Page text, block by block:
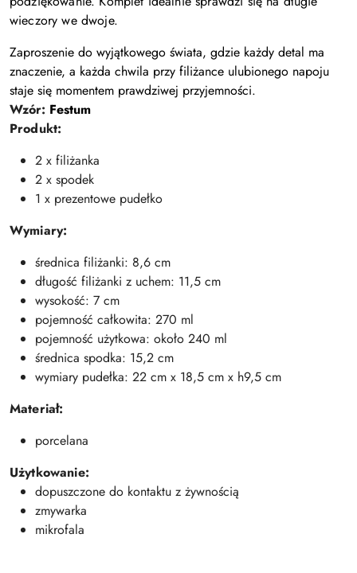
wieczory we dwoje.
Zaproszenie do wyjątkowego świata, gdzie każdy detal ma
znaczenie, a każda chwila przy filiżance ulubionego napoju
staje się momentem prawdziwej przyjemności.
Wzór: Festum
Produkt:
2 x filiżanka
2 x spodek
1 x prezentowe pudełko
Wymiary:
średnica filiżanki: 8,6 cm
długość filiżanki z uchem: 11,5 cm
wysokość: 7 cm
pojemność całkowita: 270 ml
pojemność użytkowa: około 240 ml
średnica spodka: 15,2 cm
wymiary pudełka: 22 cm x 18,5 cm x h9,5 cm
Materiał:
porcelana
Użytkowanie:
dopuszczone do kontaktu z żywnością
zmywarka
mikrofala